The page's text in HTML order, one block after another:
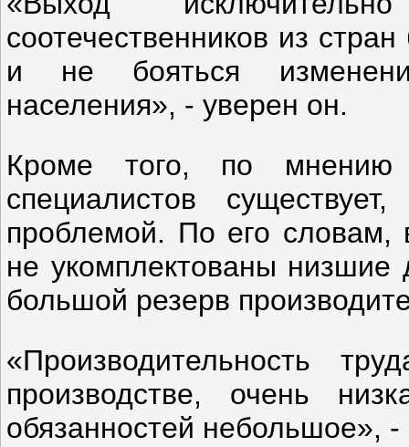
соотечественников из
и не бояться
населения», - уверен он.
Кроме того, по мнению
специалистов
проблемой. По его словам,
не укомплектованы низшие
большой резерв
«Производительность
производстве, очень
обязанностей небольшое»,